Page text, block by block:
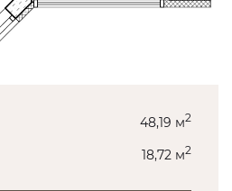
48,19 м2
18,72 м2